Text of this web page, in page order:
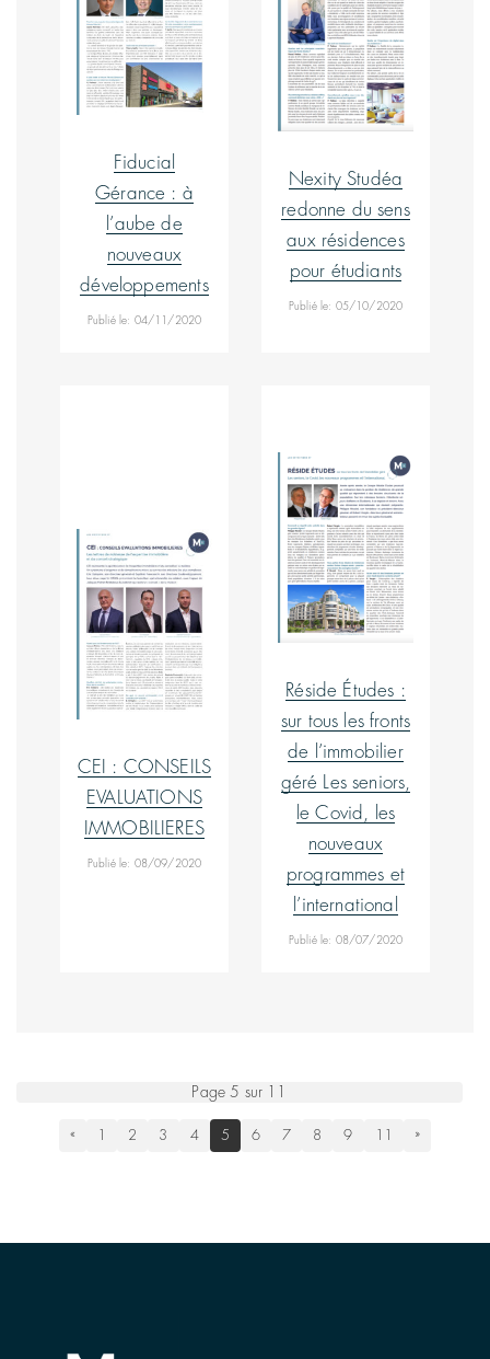
Fiducial
Gérance : à
l’aube de
nouveaux
développements
Publié le: 04/11/2020
Nexity Studéa
redonne du sens
aux résidences
pour étudiants
Publié le: 05/10/2020
CEI : CONSEILS
EVALUATIONS
IMMOBILIERES
Publié le: 08/09/2020
Réside Études :
sur tous les fronts
de l’immobilier
géré Les seniors,
le Covid, les
nouveaux
programmes et
l’international
Publié le: 08/07/2020
Page 5 sur 11
« 2 3 4 5 6 7 8 9 »